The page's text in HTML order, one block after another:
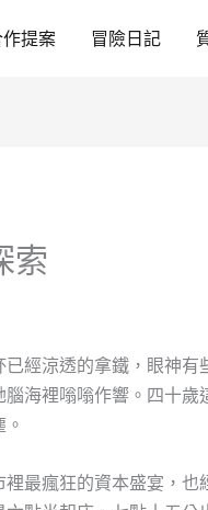
提案 冒險日記
索
經涼透的拿鐵，眼神有
海裡嗡嗡作響。四十歲
最瘋狂的資本盛宴，也